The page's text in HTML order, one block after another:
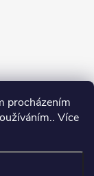
procházením
Více